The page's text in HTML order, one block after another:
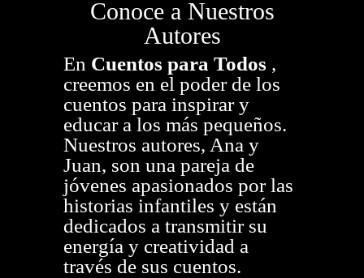
Conoce a Nuestros
Autores
En Cuentos para Todos ,
creemos en el poder de los
cuentos para inspirar y
educar a los más pequeños.
Nuestros autores, Ana y
Juan, son una pareja de
jóvenes apasionados por las
historias infantiles y están
dedicados a transmitir su
energía y creatividad a
través de sus cuentos.